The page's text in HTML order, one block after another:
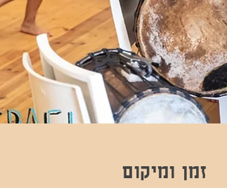
זמן ומיקום